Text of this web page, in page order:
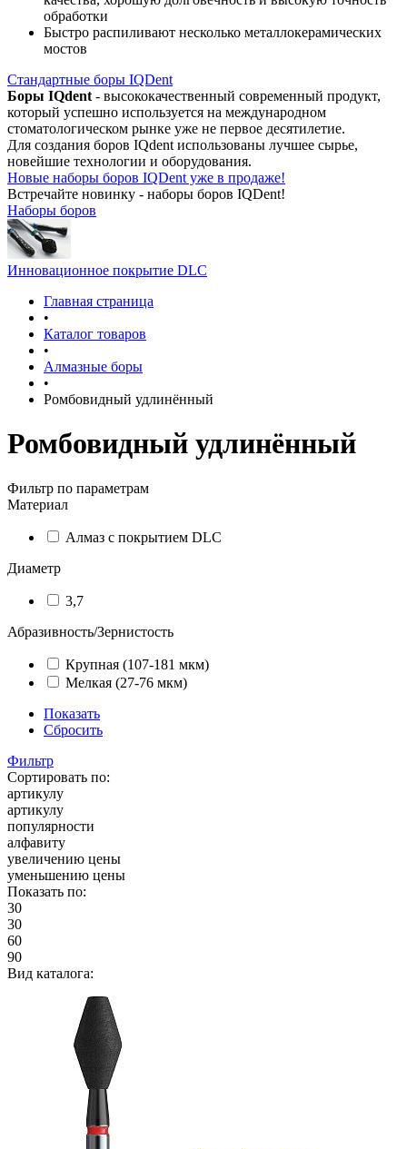
обработки
Быстро распиливают несколько металлокерамических
мостов
Стандартные боры IQDent
Боры IQdent - высококачественный современный продукт,
который успешно используется на международном
стоматологическом рынке уже не первое десятилетие.
Для создания боров IQdent использованы лучшее сырье,
новейшие технологии и оборудования.
Новые наборы боров IQDent уже в продаже!
Встречайте новинку - наборы боров IQDent!
Наборы боров
Инновационное покрытие DLC
Главная страница
•
Каталог товаров
•
Алмазные боры
•
Ромбовидный удлинённый
Ромбовидный удлинённый
Фильтр по параметрам
Материал
Алмаз с покрытием DLC
Диаметр
3,7
Абразивность/Зернистость
Крупная (107-181 мкм)
Мелкая (27-76 мкм)
Показать
Сбросить
Фильтр
Сортировать по:
артикулу
артикулу
популярности
алфавиту
увеличению цены
уменьшению цены
Показать по:
30
30
60
90
Вид каталога: